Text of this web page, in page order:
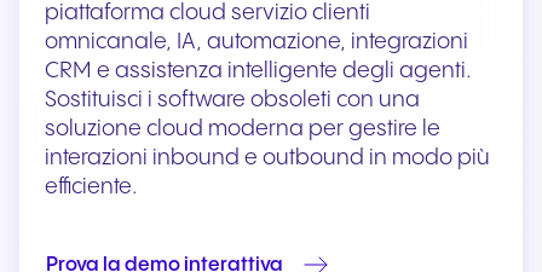
piattaforma cloud servizio clienti
omnicanale, IA, automazione, integrazioni
CRM e assistenza intelligente degli agenti.
Sostituisci i software obsoleti con una
soluzione cloud moderna per gestire le
interazioni inbound e outbound in modo più
efficiente.
Prova la demo interattiva